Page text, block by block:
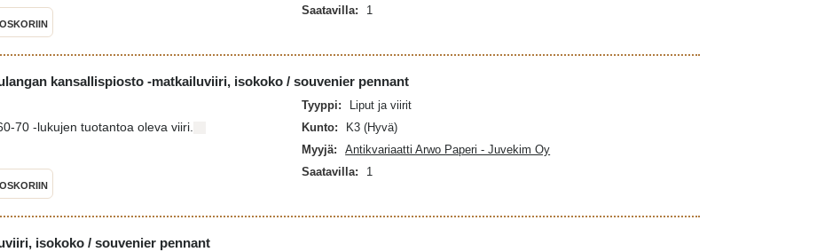
Saatavilla:
1
kansallispiosto -matkailuviiri, isokoko / souvenier pennant
70 -lukujen tuotantoa oleva viiri.
Tyyppi:
Liput ja viirit
Kunto:
K3 (Hyvä)
Myyjä:
Antikvariaatti Arwo Paperi - Juvekim Oy
Saatavilla:
1
isokoko / souvenier pennant